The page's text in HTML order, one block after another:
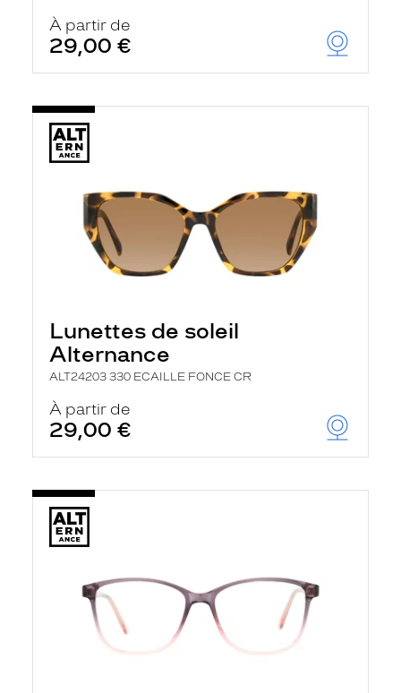
À partir de
29,00 €
Lunettes de soleil
Alternance
ALT24203 330 ECAILLE FONCE CR
À partir de
29,00 €